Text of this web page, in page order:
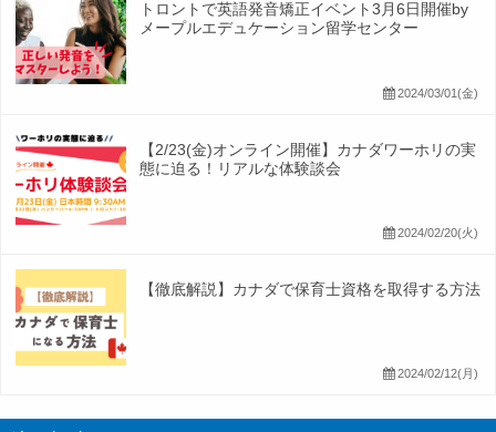
トロントで英語発音矯正イベント3月6日開催by
メープルエデュケーション留学センター
2024/03/01(金)
【2/23(金)オンライン開催】カナダワーホリの実
態に迫る！リアルな体験談会
2024/02/20(火)
【徹底解説】カナダで保育士資格を取得する方法
2024/02/12(月)